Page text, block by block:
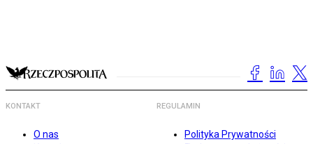
KONTAKT
O nas
REGULAMIN
Polityka Prywatności